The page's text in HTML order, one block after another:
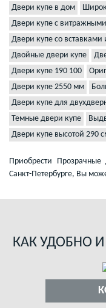
Двери купе в дом
Двери купе с
Двери купе со вставками
Двойные двери купе
Двери купе 190 100
Двери купе 2550 мм
Двери купе для
Темные двери купе
Двери купе высотой 290
Приобрести
Санкт-Петербурге, Вы
КАК УДОБНО